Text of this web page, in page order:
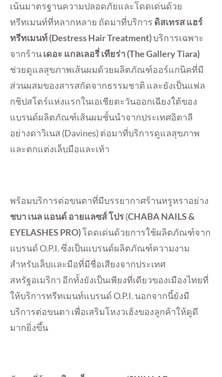
เน้นมาตรฐานความปลอดภัยและโดดเด่นด้วย
ทรีทเมนท์ที่หลากหลาย ถัดมาที่บริการ ดิสเทรส แฮร์
ทรีทเมนท์(Destress Hair Treatment)บริการเฉพาะ
จากร้านเดอะ แกลเลอรี่ เทียร่า (The Gallery Tiara)
ช่วยดูแลสุขภาพเส้นผมด้วยผลิตภัณฑ์ออร์แกนิคที่มี
ส่วนผสมของสารสกัดจากธรรมชาติ และยังเป็นแฟล
กชิปสโตร์แห่งแรกในเอเชียตะวันออกเฉียงใต้ของ
แบรนด์ผลิตภัณฑ์เส้นผมชั้นนำจากประเทศอิตาลี
อย่างดาวิเนส (Davines) ต่อมาที่บริการดูแลสุขภาพ
และตกแต่งเล็บมือและเท้า
พร้อมบริการต่อขนตาที่มีบรรยากาศร้านหรูหราอย่าง
ชบา เนล แอนด์ อายแลซส์ โปร(CHABA NAILS &
EYELASHES PRO)โดดเด่นด้วยการใช้ผลิตภัณฑ์จาก
แบรนด์ O.P.I. ซึ่งเป็นแบรนด์ผลิตภัณฑ์ความงาม
สำหรับเล็บและมือที่มีชื่อเสียงจากประเทศ
สหรัฐอเมริกา อีกทั้งยังเป็นเพียงที่เดียวของเมืองไทยที่
ให้บริการทรีทเมนท์แบรนด์ O.P.I. นอกจากนี้ยังมี
บริการต่อขนตา เพื่อเสริมโหงวเฮ้งของลูกค้าให้ดูดี
มากยิ่งขึ้น